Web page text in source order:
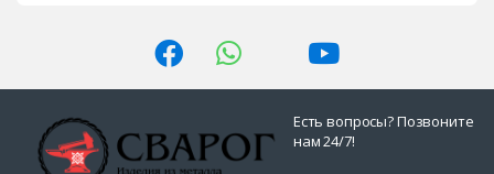
Есть вопросы? Позвоните
нам 24/7!